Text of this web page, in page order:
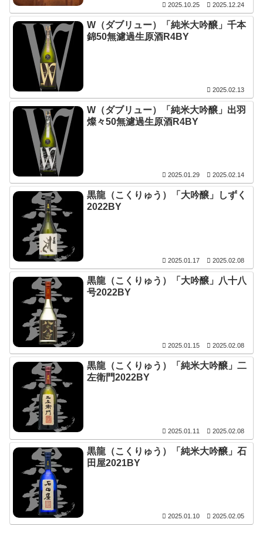
2025.10.25 2025.12.24
W（ダブリュー）「純米大吟醸」千本
錦50無濾過生原酒R4BY
2025.02.13
W（ダブリュー）「純米大吟醸」出羽
燦々50無濾過生原酒R4BY
2025.01.29 2025.02.14
黒龍（こくりゅう）「大吟醸」しずく
2022BY
2025.01.17 2025.02.08
黒龍（こくりゅう）「大吟醸」八十八
号2022BY
2025.01.15 2025.02.08
黒龍（こくりゅう）「純米大吟醸」二
左衛門2022BY
2025.01.11 2025.02.08
黒龍（こくりゅう）「純米大吟醸」石
田屋2021BY
2025.01.10 2025.02.05